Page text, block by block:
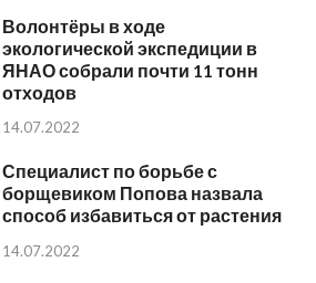
Волонтёры в ходе
экологической экспедиции в
ЯНАО собрали почти 11 тонн
отходов
14.07.2022
Специалист по борьбе с
борщевиком Попова назвала
способ избавиться от растения
14.07.2022